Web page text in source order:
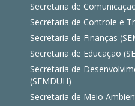
Secretaria de
Secretaria de Controle e
Secretaria de Finanças
Secretaria de Educação
Secretaria de
(SEMDUH)
Secretaria de Meio